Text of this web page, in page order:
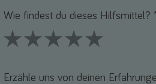
Wie findest du dieses Hilfsmittel?
Erzähle uns von deinen